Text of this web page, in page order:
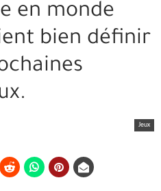
en monde
bien définir
Jeux